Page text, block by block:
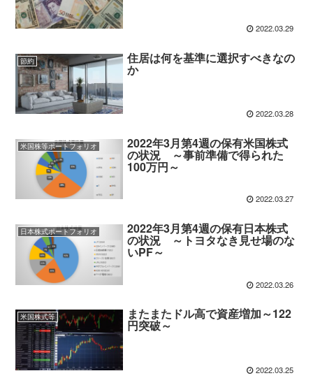
2022.03.29
節約 住居は何を基準に選択すべきなの
か
2022.03.28
米国株等ポートフォリオ 2022年3月第4週の保有米国株式
の状況 ～事前準備で得られた
100万円～
2022.03.27
日本株式ポートフォリオ 2022年3月第4週の保有日本株式
の状況 ～トヨタなき見せ場のな
いPF～
2022.03.26
米国株式等 またまたドル高で資産増加～122
円突破～
2022.03.25